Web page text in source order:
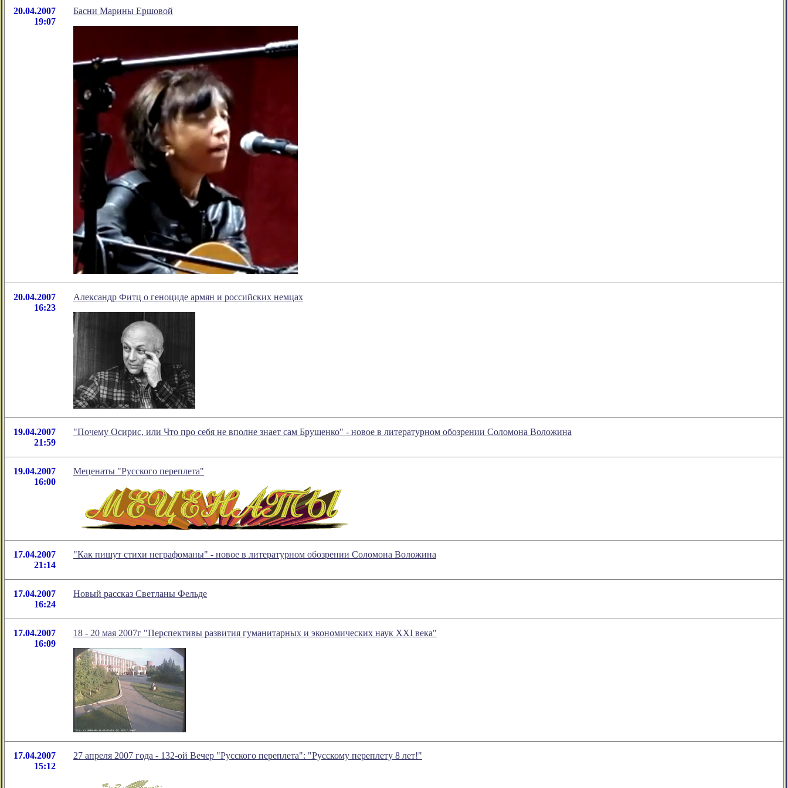
20.04.2007
19:07
Басни Марины Ершовой
20.04.2007
16:23
Александр Фитц о геноциде армян и российских немцах
19.04.2007
21:59
"Почему Осирис, или Что про себя не вполне знает сам Брущенко" - новое в литературном обозрении Соломона Воложина
19.04.2007
16:00
Меценаты "Русского переплета"
17.04.2007
21:14
"Как пишут стихи неграфоманы" - новое в литературном обозрении Соломона Воложина
17.04.2007
16:24
Новый рассказ Светланы Фельде
17.04.2007
16:09
18 - 20 мая 2007г "Перспективы развития гуманитарных и экономических наук XXI века"
17.04.2007
15:12
27 апреля 2007 года - 132-ой Вечер "Русского переплета": "Русскому переплету 8 лет!"